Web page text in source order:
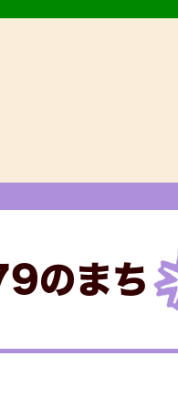
のまち